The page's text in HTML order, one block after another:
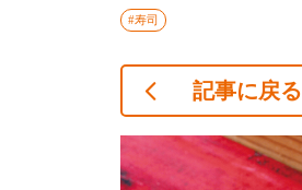
#寿司
記事に戻る